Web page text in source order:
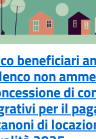
beneficiari
non
di
per il
di